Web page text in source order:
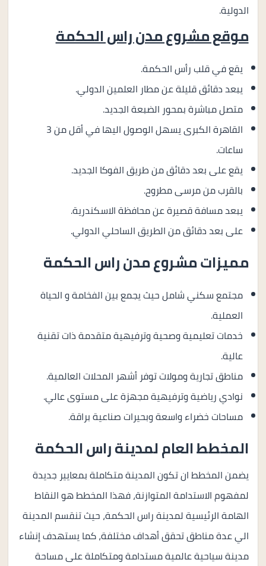
الدولية.
موقع مشروع مدن راس الحكمة
يقع في قلب رأس الحكمة.
يبعد دقائق قليلة عن مطار العلمين الدولي.
متصل مباشرة بمحور الضبعة الجديد.
القاهرة الكبرى يسهل الوصول اليها في أقل من 3
ساعات.
يقع على بعد دقائق من طريق الفوكا الجديد.
بالقرب من مرسى مطروح.
يبعد مسافة قصيرة عن محافظة الاسكندرية.
على بعد دقائق من الطريق الساحلي الدولي.
مميزات مشروع مدن راس الحكمة
مجتمع سكني شامل حيث يجمع بين الفخامة و الحياة
العملية.
خدمات تعليمية وصحية وترفيهية متقدمة ذات تقنية
عالية.
مناطق تجارية ومولات توفر أشهر المحلات العالمية.
نوادي رياضية وترفيهية مجهزة على مستوى عالي.
مساحات خضراء واسعة وبحيرات صناعية براقة.
المخطط العام لمدينة راس الحكمة
يضمن المخطط ان تكون المدينة متكاملة بمعايير جديدة
لمفهوم الاستدامة المتوازنة، فهذا المخطط هو النقاط
الهامة الرئيسية لمدينة راس الحكمة، حيث تنقسم المدينة
الي عدة مناطق تحقق أهداف مختلفة، كما يستهدف إنشاء
مدينة سياحية عالمية مستدامة ومتكاملة على مساحة